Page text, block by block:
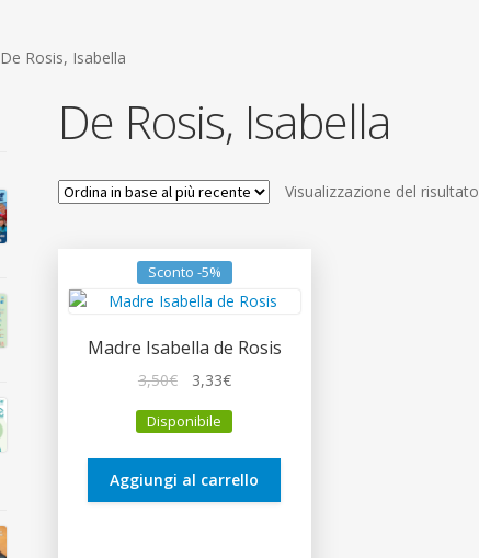
De Rosis, Isabella
De Rosis, Isabella
Visualizzazione del risultato
Sconto -5%
Madre Isabella de Rosis
3,50€
originale
3,50€.
3,33€Il
attuale
3,33€.
Disponibile
Aggiungi al carrello